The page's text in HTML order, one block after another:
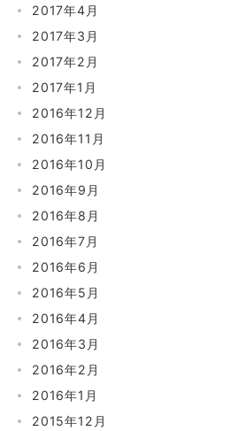
2017年4月
2017年3月
2017年2月
2017年1月
2016年12月
2016年11月
2016年10月
2016年9月
2016年8月
2016年7月
2016年6月
2016年5月
2016年4月
2016年3月
2016年2月
2016年1月
2015年12月